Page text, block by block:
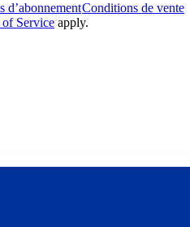
d’abonnementConditions de vente
of Service apply.